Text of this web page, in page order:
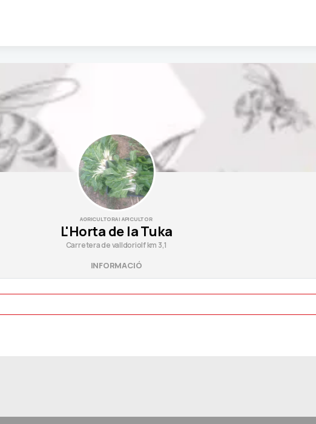
AGRICULTORA I APICULTOR
L'Horta de la Tuka
Carretera de valldoriolf km 3,1
INFORMACIÓ